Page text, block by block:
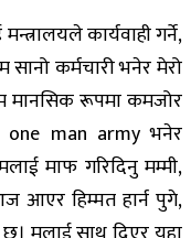
कार्यवाही गर्ने,
कर्मचारी भनेर मेरो
मानसिक रूपमा कमजोर
one man army भनेर
माफ गरिदिनु मम्मी,
आएर हिम्मत हार्न पुगे,